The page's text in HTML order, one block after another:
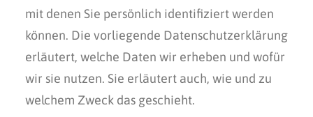
mit denen Sie persönlich identifiziert werden
können. Die vorliegende Datenschutzerklärung
erläutert, welche Daten wir erheben und wofür
wir sie nutzen. Sie erläutert auch, wie und zu
welchem Zweck das geschieht.